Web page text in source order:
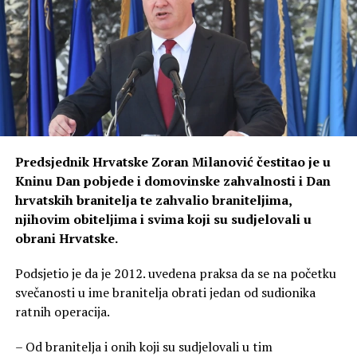
Predsjednik Hrvatske Zoran Milanović čestitao je u
Kninu Dan pobjede i domovinske zahvalnosti i Dan
hrvatskih branitelja te zahvalio braniteljima,
njihovim obiteljima i svima koji su sudjelovali u
obrani Hrvatske.
Podsjetio je da je 2012. uvedena praksa da se na početku
svečanosti u ime branitelja obrati jedan od sudionika
ratnih operacija.
– Od branitelja i onih koji su sudjelovali u tim